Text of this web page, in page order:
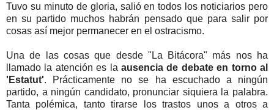
Tuvo su minuto de gloria, salió en todos los noticiarios pero
en su partido muchos habrán pensado que para salir por
cosas así mejor permanecer en el ostracismo.
Una de las cosas que desde "La Bitácora" más nos ha
llamado la atención es la ausencia de debate en torno al
'Estatut'. Prácticamente no se ha escuchado a ningún
partido, a ningún candidato, pronunciar siquiera la palabra.
Tanta polémica, tanto tirarse los trastos unos a otros a